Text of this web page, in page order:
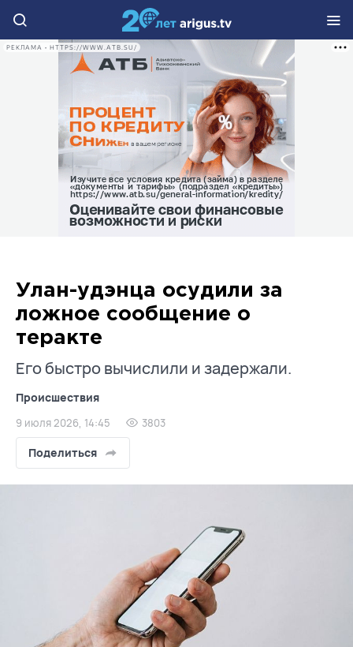
РЕКЛАМА • HTTPS://WWW.ATB.SU/
Улан-удэнца осудили за
ложное сообщение о
теракте
Его быстро вычислили и задержали.
Происшествия
9 июля 2026, 14:45 3803
Поделиться